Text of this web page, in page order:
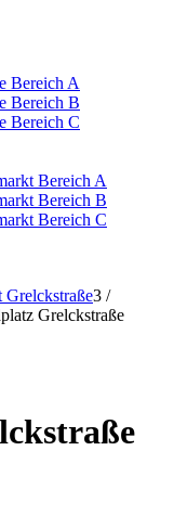
Bereich A
Bereich B
Bereich C
Bereich A
Bereich B
Bereich C
Grelckstraße3 /
Grelckstraße